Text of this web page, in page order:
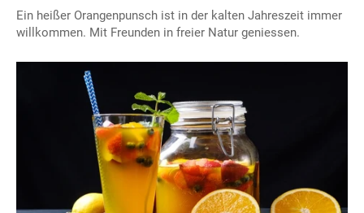
Ein heißer Orangenpunsch ist in der kalten Jahreszeit immer
willkommen. Mit Freunden in freier Natur geniessen.